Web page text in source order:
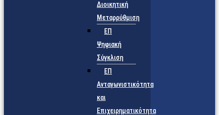
Διοικητική
Μεταρρύθμιση
ΕΠ
Ψηφιακή
Σύγκλιση
ΕΠ
Ανταγωνιστικότητα
και
Επιχειρηματικότητα